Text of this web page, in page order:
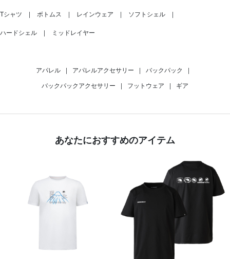
Tシャツ ボトムス レインウェア ソフトシェル
ハードシェル ミッドレイヤー
アパレル | アパレルアクセサリー | バックパック
|
バックパックアクセサリー
| フットウェア | ギア
あなたにおすすめのアイテム